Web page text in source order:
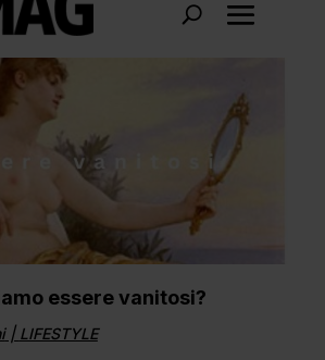
essere vanitosi?
| LIFESTYLE